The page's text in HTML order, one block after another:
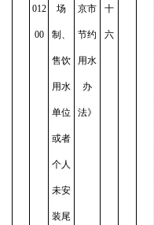
012
00
场
制、
售饮
用水
单位
或者
个人
未安
装尾
京市
节约
用水
办
法》
十
六